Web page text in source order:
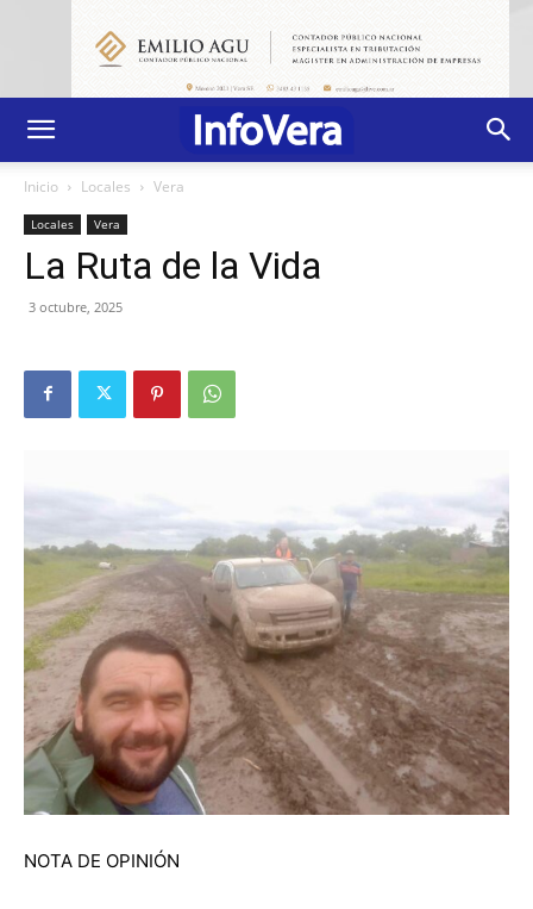
Inicio Locales Vera
Locales Vera
La Ruta de la Vida
3 octubre, 2025
NOTA DE OPINIÓN